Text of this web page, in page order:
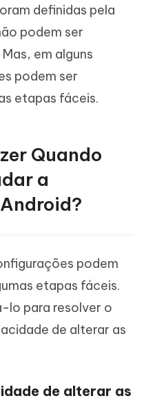
definidas pela
podem ser
em alguns
podem ser
etapas fáceis.
Quando
a
podem
etapas fáceis.
lo para resolver o
de alterar as
de alterar as